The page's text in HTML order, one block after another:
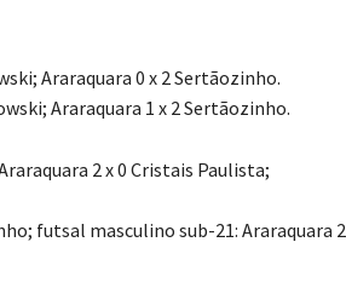
Araraquara 0 x 2 Sertãozinho.
Araraquara 1 x 2 Sertãozinho.
2 x 0 Cristais Paulista;
futsal masculino sub-21: Araraquara 2